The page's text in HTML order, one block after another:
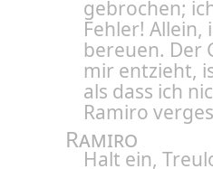
gebrochen;
Fehler! Allein,
bereuen. Der
mir entzieht,
als dass ich
Ramiro
Ramiro
Halt ein,